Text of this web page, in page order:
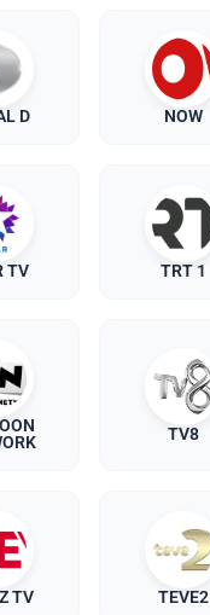
D NOW
TV TRT 1
TV8
TV TEVE2